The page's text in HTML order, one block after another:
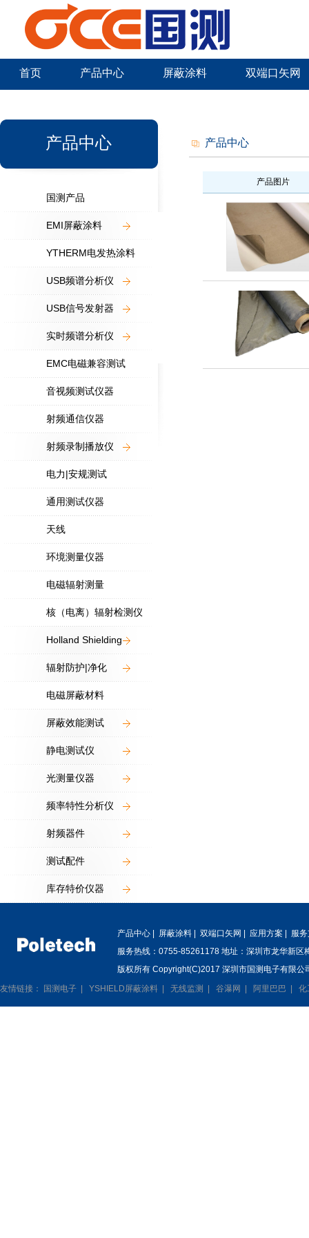
首页 产品中心 屏蔽涂料 双端口矢网
产品中心
国测产品
EMI屏蔽涂料
YTHERM电发热涂料
USB频谱分析仪
USB信号发射器
实时频谱分析仪
EMC电磁兼容测试
音视频测试仪器
射频通信仪器
射频录制播放仪
电力|安规测试
通用测试仪器
天线
环境测量仪器
电磁辐射测量
核（电离）辐射检测仪
Holland Shielding
辐射防护|净化
电磁屏蔽材料
屏蔽效能测试
静电测试仪
光测量仪器
频率特性分析仪
射频器件
测试配件
库存特价仪器
产品中心
产品图片
产品中心 屏蔽涂料 双端口矢网 应用方案
服
服务热线：0755-85261178 地址：深圳市龙华新区
版权所有 Copyright(C)2017 深圳市国测电子有限公
友情链接：
国测电子 YSHIELD屏蔽涂料 无线监测 谷瀑网 阿里巴巴 化